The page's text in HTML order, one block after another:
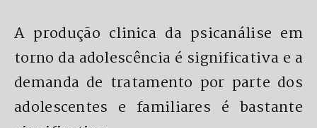
A produção clinica da psicanálise em
torno da adolescência é significativa e a
demanda de tratamento por parte dos
adolescentes e familiares é bastante